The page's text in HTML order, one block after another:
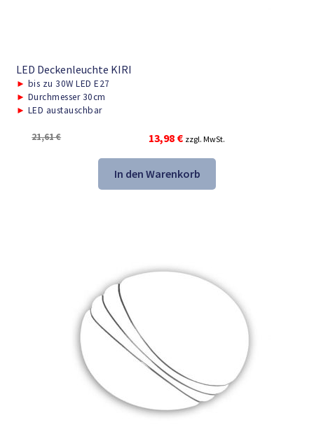
LED Deckenleuchte KIRI
► bis zu 30W LED E27
► Durchmesser 30cm
► LED austauschbar
21,61€
Ursprünglicher
Preis
war:
21,61 €
13,98 €Aktueller
Preis
ist:
13,98 €.
zzgl. MwSt.
In den Warenkorb